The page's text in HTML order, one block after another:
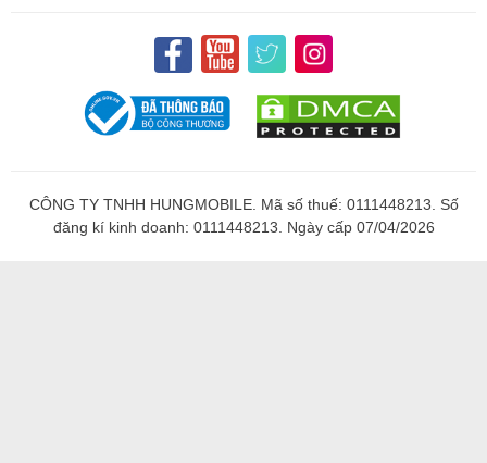
CÔNG TY TNHH HUNGMOBILE. Mã số thuế: 0111448213. Số
đăng kí kinh doanh: 0111448213. Ngày cấp 07/04/2026